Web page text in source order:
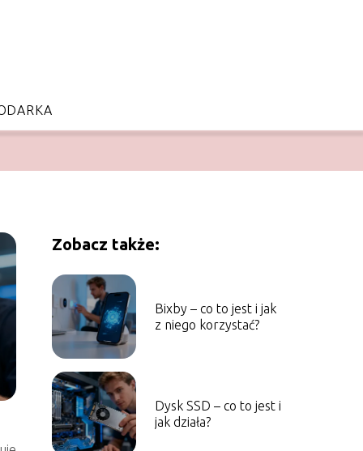
Zobacz także:
Bixby – co to jest i jak
z niego korzystać?
Dysk SSD – co to jest i
jak działa?